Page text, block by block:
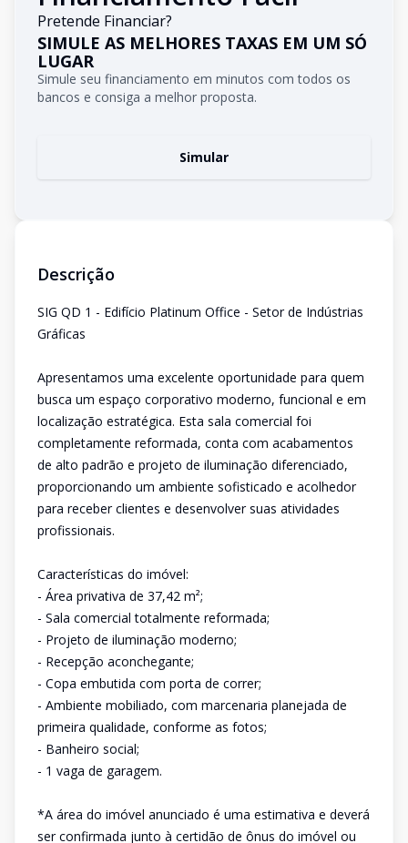
Pretende Financiar?
SIMULE AS MELHORES TAXAS EM UM SÓ
LUGAR
Simule seu financiamento em minutos com todos os
bancos e consiga a melhor proposta.
Simular
Descrição
SIG QD 1 - Edifício Platinum Office - Setor de Indústrias
Gráficas
Apresentamos uma excelente oportunidade para quem
busca um espaço corporativo moderno, funcional e em
localização estratégica. Esta sala comercial foi
completamente reformada, conta com acabamentos
de alto padrão e projeto de iluminação diferenciado,
proporcionando um ambiente sofisticado e acolhedor
para receber clientes e desenvolver suas atividades
profissionais.
Características do imóvel:
- Área privativa de 37,42 m²;
- Sala comercial totalmente reformada;
- Projeto de iluminação moderno;
- Recepção aconchegante;
- Copa embutida com porta de correr;
- Ambiente mobiliado, com marcenaria planejada de
primeira qualidade, conforme as fotos;
- Banheiro social;
- 1 vaga de garagem.
*A área do imóvel anunciado é uma estimativa e deverá
ser confirmada junto à certidão de ônus do imóvel ou